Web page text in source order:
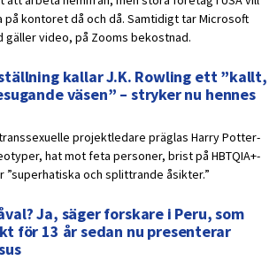
på kontoret då och då. Samtidigt tar Microsoft
gäller video, på Zooms bekostnad.
kallar J.K. Rowling ett ”kallt,
väsen” – stryker nu hennes
projektledare präglas Harry Potter-
hat mot feta personer, brist på HBTQIA+-
”superhatiska och splittrande åsikter.”
Ja, säger forskare i Peru, som
för 13 år sedan nu presenterar